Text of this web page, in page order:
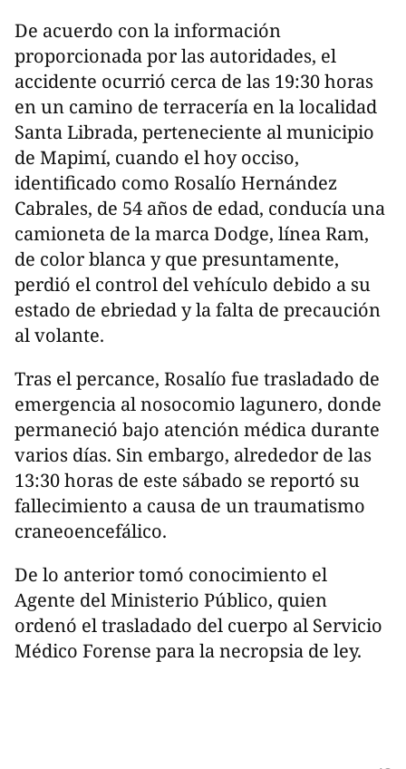
De acuerdo con la información
proporcionada por las autoridades, el
accidente ocurrió cerca de las 19:30 horas
en un camino de terracería en la localidad
Santa Librada, perteneciente al municipio
de Mapimí, cuando el hoy occiso,
identificado como Rosalío Hernández
Cabrales, de 54 años de edad, conducía una
camioneta de la marca Dodge, línea Ram,
de color blanca y que presuntamente,
perdió el control del vehículo debido a su
estado de ebriedad y la falta de precaución
al volante.
Tras el percance, Rosalío fue trasladado de
emergencia al nosocomio lagunero, donde
permaneció bajo atención médica durante
varios días. Sin embargo, alrededor de las
13:30 horas de este sábado se reportó su
fallecimiento a causa de un traumatismo
craneoencefálico.
De lo anterior tomó conocimiento el
Agente del Ministerio Público, quien
ordenó el trasladado del cuerpo al Servicio
Médico Forense para la necropsia de ley.